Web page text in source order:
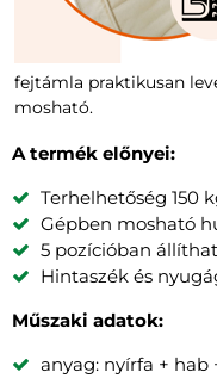
fejtámla praktikusan
mosható.
A termék előnyei:
Terhelhetőség 150
Gépben mosható
5 pozícióban
Hintaszék és
Műszaki adatok:
anyag: nyírfa + hab